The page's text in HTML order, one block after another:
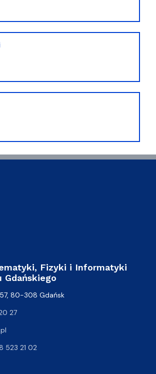
Fizyki i Informatyki
Gdańskiego
80-308 Gdańsk
27
523 21 02